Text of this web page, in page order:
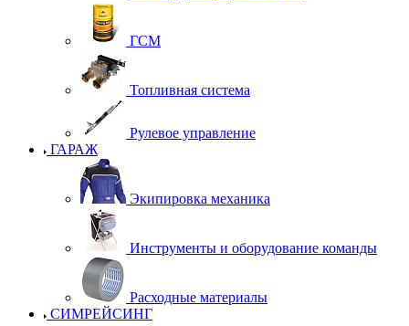
ГСМ
Топливная система
Рулевое управление
ГАРАЖ
Экипировка механика
Инструменты и оборудование команды
Расходные материалы
СИМРЕЙСИНГ